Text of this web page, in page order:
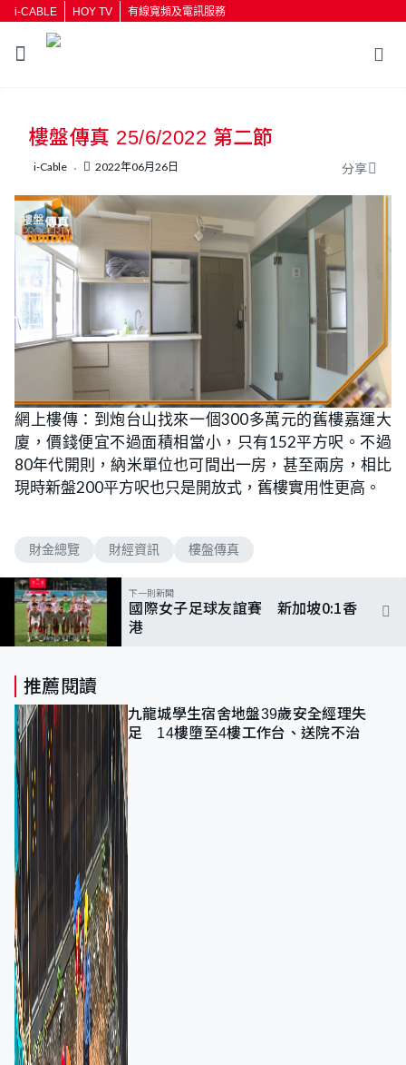
i-CABLE HOY TV 有線寬頻及電訊服務
按輸入鍵開始搜尋
樓盤傳真 25/6/2022 第二節
i-Cable 2022年06月26日 分享
網上樓傳：到炮台山找來一個300多萬元的舊樓嘉運大
廈，價錢便宜不過面積相當小，只有152平方呎。不過
80年代開則，納米單位也可間出一房，甚至兩房，相比
現時新盤200平方呎也只是開放式，舊樓實用性更高。
財金總覽 財經資訊 樓盤傳真
下一則新聞
國際女子足球友誼賽 新加坡0:1香
港
推薦閱讀
九龍城學生宿舍地盤39歲安全經理失
足 14樓墮至4樓工作台、送院不治